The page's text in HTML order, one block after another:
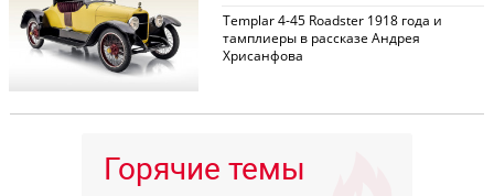
Templar 4-45 Roadster 1918 года и
тамплиеры в рассказе Андрея
Хрисанфова
Горячие темы